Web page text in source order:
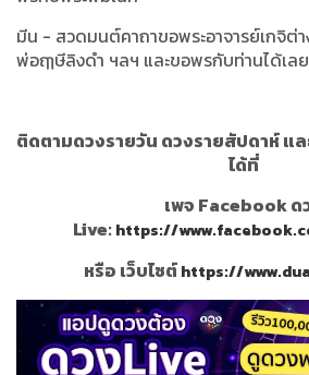
มีน - สวดมนต์คาถาขอพระอาจารย์เกจิต่
พ่อฤๅษีลิงดำ ฯลฯ และขอพรกับท่านได้เลย
ติดตามดวงรายวัน ดวงรายสัปดาห์ แ
ได้ที่
เพจ Facebook ด
Live:https://
หรือ เว็บไซต์https://